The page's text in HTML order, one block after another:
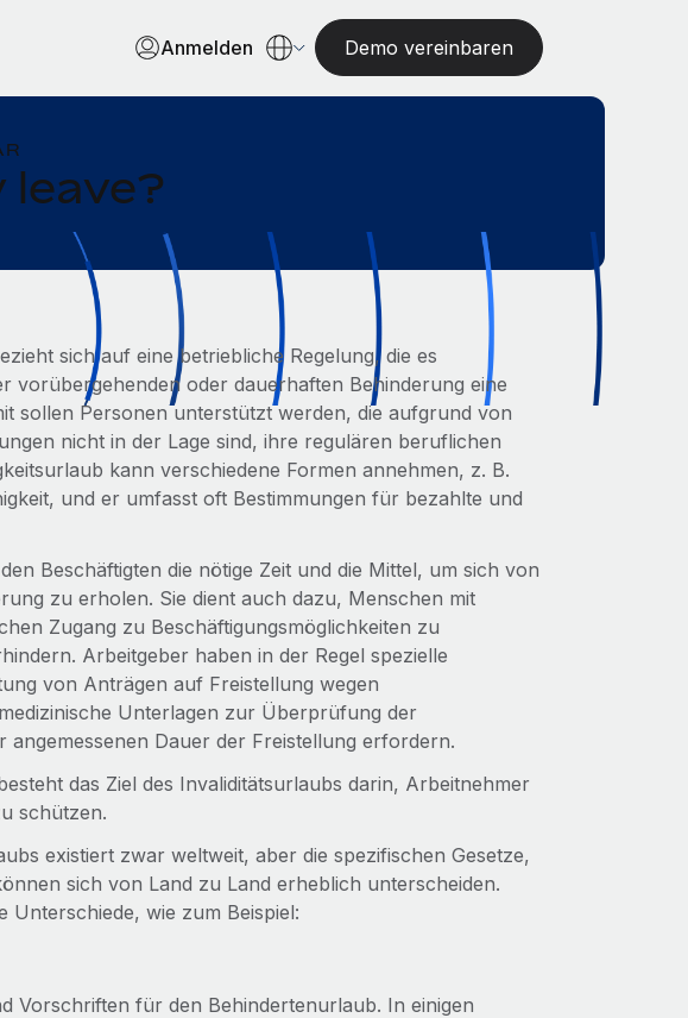
Anmelden Demo vereinbaren
sich auf eine betriebliche Regelung, die es
vorübergehenden oder dauerhaften Behinderung eine
sollen Personen unterstützt werden, die aufgrund von
nicht in der Lage sind, ihre regulären beruflichen
kann verschiedene Formen annehmen, z. B.
und er umfasst oft Bestimmungen für bezahlte und
Beschäftigten die nötige Zeit und die Mittel, um sich von
zu erholen. Sie dient auch dazu, Menschen mit
Zugang zu Beschäftigungsmöglichkeiten zu
Arbeitgeber haben in der Regel spezielle
von Anträgen auf Freistellung wegen
Unterlagen zur Überprüfung der
Dauer der Freistellung erfordern.
das Ziel des Invaliditätsurlaubs darin, Arbeitnehmer
schützen.
existiert zwar weltweit, aber die spezifischen Gesetze,
sich von Land zu Land erheblich unterscheiden.
Unterschiede, wie zum Beispiel:
Vorschriften für den Behindertenurlaub. In einigen